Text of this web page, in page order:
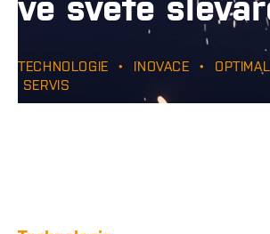
TECHNOLOGIE • INOVACE •
SERVIS